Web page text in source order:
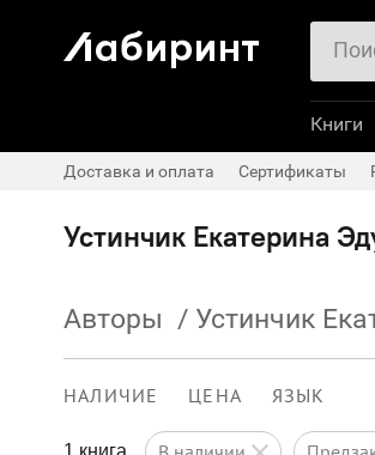
Устинчик Екатерина
Авторы / Устинчик
НАЛИЧИЕ ЦЕНА ЯЗЫК
1 книга
Книги
Доставка и оплата Сертификаты